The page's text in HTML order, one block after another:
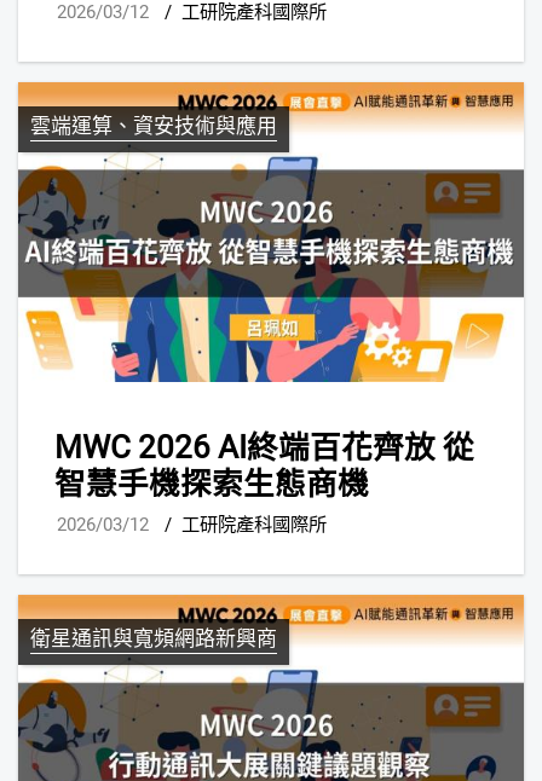
2026/03/12 / 工研院產科國際所
雲端運算、資安技術與應用
MWC 2026 AI終端百花齊放 從
智慧手機探索生態商機
2026/03/12 / 工研院產科國際所
衛星通訊與寬頻網路新興商